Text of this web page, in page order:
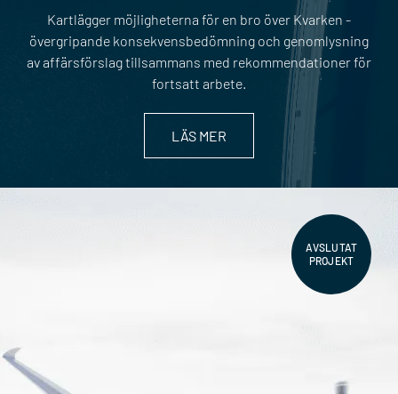
Kartlägger möjligheterna för en bro över Kvarken -
övergripande konsekvensbedömning och genomlysning
av affärsförslag tillsammans med rekommendationer för
fortsatt arbete.
LÄS MER
AVSLUTAT
PROJEKT